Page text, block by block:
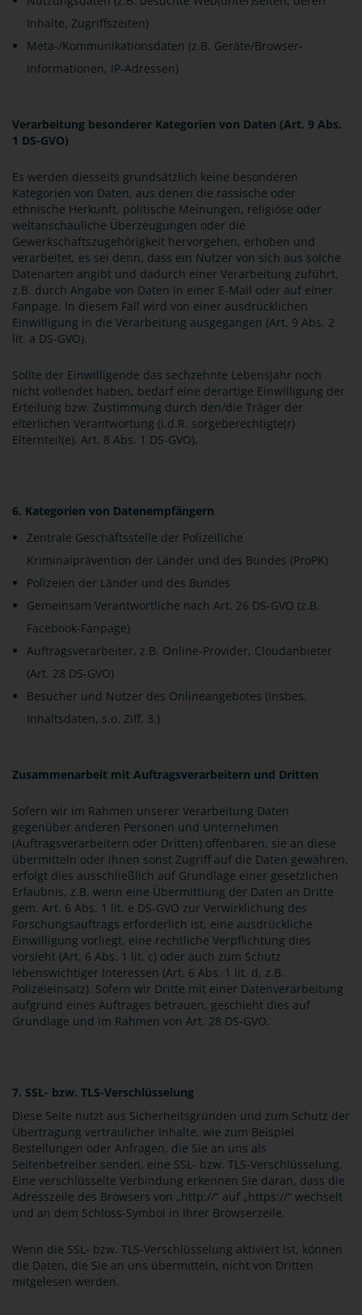
Inhalte, Zugriffszeiten)
Meta-/Kommunikationsdaten (z.B. Geräte/Browser-
Informationen, IP-Adressen)
Verarbeitung besonderer Kategorien von Daten (Art. 9 Abs.
1 DS-GVO)
Es werden diesseits grundsätzlich keine besonderen
Kategorien von Daten, aus denen die rassische oder
ethnische Herkunft, politische Meinungen, religiöse oder
weltanschauliche Überzeugungen oder die
Gewerkschaftszugehörigkeit hervorgehen, erhoben und
verarbeitet, es sei denn, dass ein Nutzer von sich aus solche
Datenarten angibt und dadurch einer Verarbeitung zuführt,
z.B. durch Angabe von Daten in einer E-Mail oder auf einer
Fanpage. In diesem Fall wird von einer ausdrücklichen
Einwilligung in die Verarbeitung ausgegangen (Art. 9 Abs. 2
lit. a DS-GVO).
Sollte der Einwilligende das sechzehnte Lebensjahr noch
nicht vollendet haben, bedarf eine derartige Einwilligung der
Erteilung bzw. Zustimmung durch den/die Träger der
elterlichen Verantwortung (i.d.R. sorgeberechtigte(r)
Elternteil(e), Art. 8 Abs. 1 DS-GVO).
6. Kategorien von Datenempfängern
Zentrale Geschäftsstelle der Polizeiliche
Kriminalprävention der Länder und des Bundes (ProPK)
Polizeien der Länder und des Bundes
Gemeinsam Verantwortliche nach Art. 26 DS-GVO (z.B.
Facebook-Fanpage)
Auftragsverarbeiter, z.B. Online-Provider, Cloudanbieter
(Art. 28 DS-GVO)
Besucher und Nutzer des Onlineangebotes (insbes.
Inhaltsdaten, s.o. Ziff. 3.)
Zusammenarbeit mit Auftragsverarbeitern und Dritten
Sofern wir im Rahmen unserer Verarbeitung Daten
gegenüber anderen Personen und Unternehmen
(Auftragsverarbeitern oder Dritten) offenbaren, sie an diese
übermitteln oder ihnen sonst Zugriff auf die Daten gewähren,
erfolgt dies ausschließlich auf Grundlage einer gesetzlichen
Erlaubnis, z.B. wenn eine Übermittlung der Daten an Dritte
gem. Art. 6 Abs. 1 lit. e DS-GVO zur Verwirklichung des
Forschungsauftrags erforderlich ist, eine ausdrückliche
Einwilligung vorliegt, eine rechtliche Verpflichtung dies
vorsieht (Art. 6 Abs. 1 lit. c) oder auch zum Schutz
lebenswichtiger Interessen (Art. 6 Abs. 1 lit. d, z.B.
Polizeieinsatz). Sofern wir Dritte mit einer Datenverarbeitung
aufgrund eines Auftrages betrauen, geschieht dies auf
Grundlage und im Rahmen von Art. 28 DS-GVO.
7. SSL- bzw. TLS-Verschlüsselung
Diese Seite nutzt aus Sicherheitsgründen und zum Schutz der
Übertragung vertraulicher Inhalte, wie zum Beispiel
Bestellungen oder Anfragen, die Sie an uns als
Seitenbetreiber senden, eine SSL- bzw. TLS-Verschlüsselung.
Eine verschlüsselte Verbindung erkennen Sie daran, dass die
Adresszeile des Browsers von „http://“ auf „https://“ wechselt
und an dem Schloss-Symbol in Ihrer Browserzeile.
Wenn die SSL- bzw. TLS-Verschlüsselung aktiviert ist, können
die Daten, die Sie an uns übermitteln, nicht von Dritten
mitgelesen werden.